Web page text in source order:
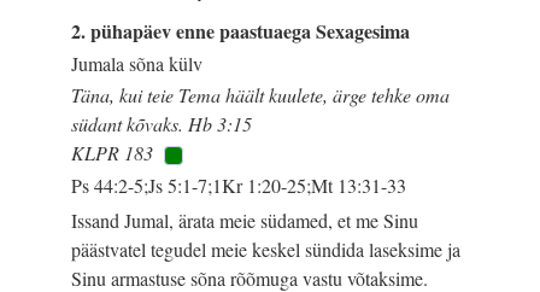
2. pühapäev enne paastuaega Sexagesima
Jumala sõna külv
Täna, kui teie Tema häält kuulete, ärge tehke oma
südant kõvaks. Hb 3:15
KLPR 183
Ps 44:2-5;Js 5:1-7;1Kr 1:20-25;Mt 13:31-33
Issand Jumal, ärata meie südamed, et me Sinu
päästvatel tegudel meie keskel sündida laseksime ja
Sinu armastuse sõna rõõmuga vastu võtaksime.